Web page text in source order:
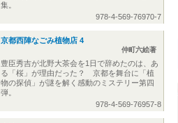
集。
978-4-569-76970-7
京都西陣なごみ植物店 4
仲町六絵著
豊臣秀吉が北野大茶会を1日で辞めたのは、あ
る「桜」が理由だった？ 京都を舞台に「植
物の探偵」が謎を解く感動のミステリー第四
弾。
978-4-569-76957-8